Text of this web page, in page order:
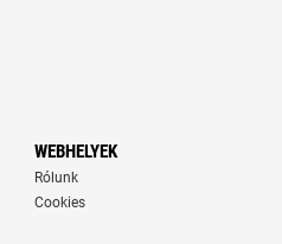
WEBHELYEK
Rólunk
Cookies